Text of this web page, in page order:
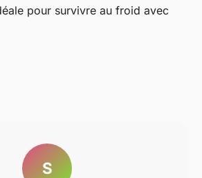
pour survivre au froid avec
S